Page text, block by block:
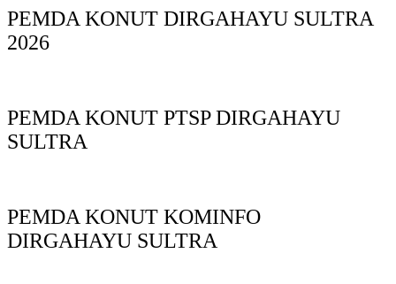
PEMDA KONUT DIRGAHAYU SULTRA
2026
PEMDA KONUT PTSP DIRGAHAYU
SULTRA
PEMDA KONUT KOMINFO
DIRGAHAYU SULTRA